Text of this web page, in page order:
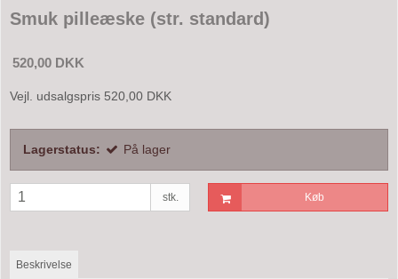
Smuk pilleæske (str. standard)
520,00 DKK
Vejl. udsalgspris 520,00 DKK
Lagerstatus: På lager
stk. Køb
Beskrivelse